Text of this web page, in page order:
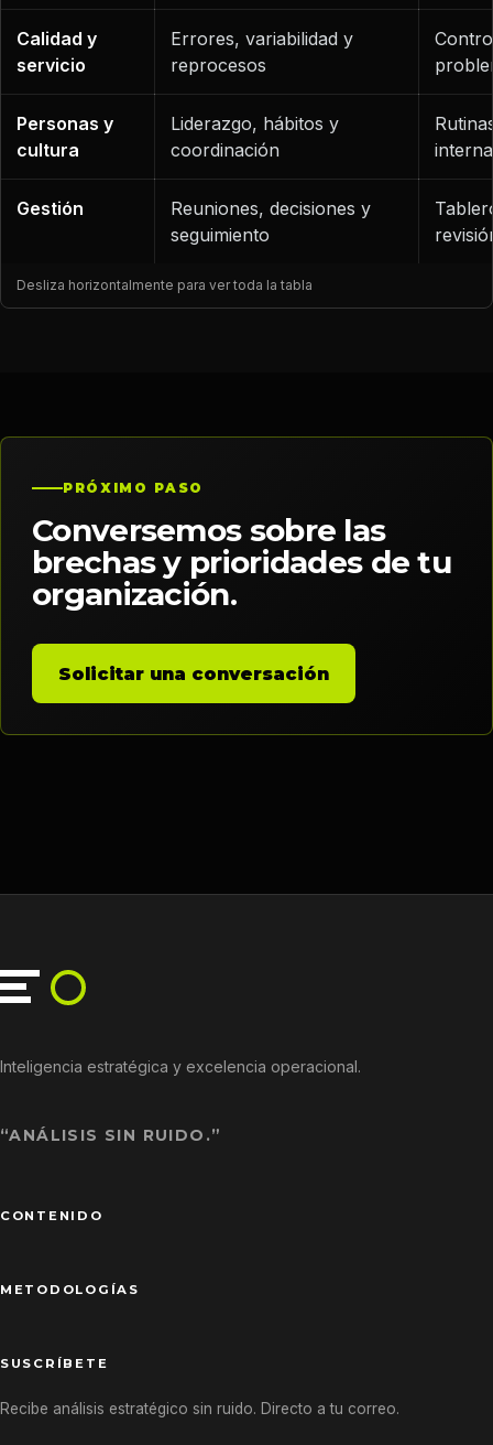
Calidad y
servicio
Errores, variabilidad y
reprocesos
Personas y
cultura
Liderazgo, hábitos y
coordinación
Gestión
Reuniones, decisiones y
seguimiento
PRÓXIMO PASO
Conversemos sobre las
brechas y prioridades de tu
organización.
Solicitar una conversación
Inteligencia estratégica y excelencia operacional.
“ANÁLISIS SIN RUIDO.”
CONTENIDO
METODOLOGÍAS
SUSCRÍBETE
Recibe análisis estratégico sin ruido. Directo a tu correo.